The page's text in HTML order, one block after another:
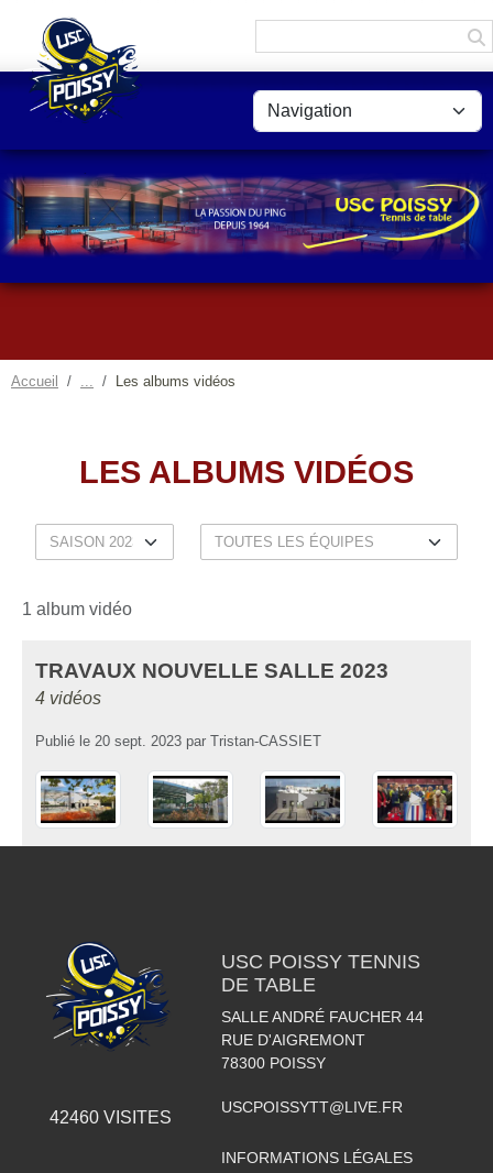
Accueil Les albums vidéos
LES ALBUMS VIDÉOS
1 album vidéo
TRAVAUX NOUVELLE SALLE 2023
4 vidéos
Publié le 20 sept. 2023 par Tristan-CASSIET
42460VISITES
USC POISSY TENNIS
DE TABLE
SALLE ANDRÉ FAUCHER 44
RUE D'AIGREMONT
78300 POISSY
USCPOISSYTT@LIVE.FR
INFORMATIONS LÉGALES